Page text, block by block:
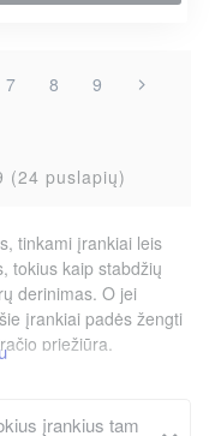
7 8 9
(24 puslapių)
tinkami įrankiai leis
tokius kaip stabdžių
derinimas. O jei
įrankiai padės žengti
priežiūrą,
įrankius tam